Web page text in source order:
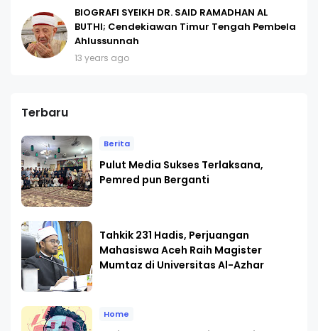
BIOGRAFI SYEIKH DR. SAID RAMADHAN AL
BUTHI; Cendekiawan Timur Tengah Pembela
Ahlussunnah
13 years ago
Terbaru
Berita
Pulut Media Sukses Terlaksana,
Pemred pun Berganti
Tahkik 231 Hadis, Perjuangan
Mahasiswa Aceh Raih Magister
Mumtaz di Universitas Al-Azhar
Home